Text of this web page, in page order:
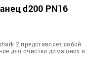
d200 PN16
2 представляет собой
для очистки домашних